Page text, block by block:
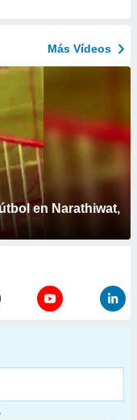
Más Vídeos
en Narathiwat,